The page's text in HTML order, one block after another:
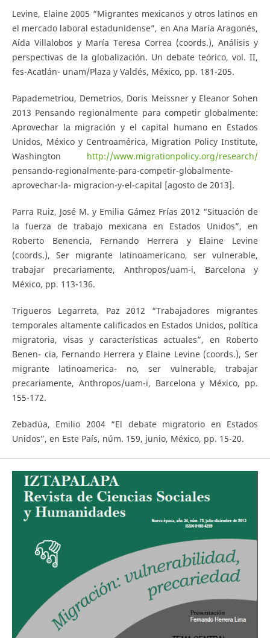
Levine, Elaine 2005 “Migrantes mexicanos y otros latinos en
el mercado laboral estadunidense”, en Ana María Aragonés,
Aída Villalobos y María Teresa Correa (coords.), Análisis y
perspectivas de la globalización. Un debate teórico, vol. II,
fes-Acatlán- unam/Plaza y Valdés, México, pp. 181-205.
Papademetriou, Demetrios, Doris Meissner y Eleanor Sohen
2013 Pensando regionalmente para competir globalmente:
Aprovechar la migración y el capital humano en Estados
Unidos, México y Centroamérica, Migration Policy Institute,
Washington http://www.migrationpolicy.org/research/
pensando-regionalmente-para-competir-globalmente-
aprovechar-la- migracion-y-el-capital [agosto de 2013].
Parra Ruiz, José M. y Emilia Gámez Frías 2012 “Situación de
la fuerza de trabajo mexicana en Estados Unidos”, en
Roberto Benencia, Fernando Herrera y Elaine Levine
(coords.), Ser migrante latinoamericano, ser vulnerable,
trabajar precariamente, Anthropos/uam-i, Barcelona y
México, pp. 113-136.
Trigueros Legarreta, Paz 2012 “Trabajadores migrantes
temporales altamente calificados en Estados Unidos, política
migratoria, visas y características actuales”, en Roberto
Benen- cia, Fernando Herrera y Elaine Levine (coords.), Ser
migrante latinoamerica- no, ser vulnerable, trabajar
precariamente, Anthropos/uam-i, Barcelona y México, pp.
155-172.
Zebadúa, Emilio 2004 “El debate migratorio en Estados
Unidos”, en Este País, núm. 159, junio, México, pp. 15-20.